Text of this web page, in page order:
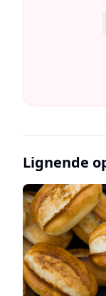
Lignende